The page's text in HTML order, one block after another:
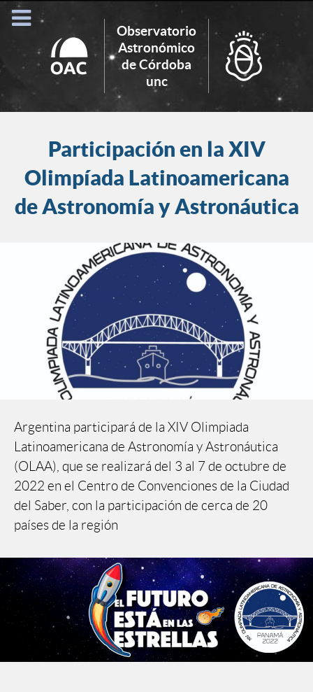
Observatorio
Astronómico
de Córdoba
unc
Search
for:
Participación en la XIV
Olimpíada Latinoamericana
de Astronomía y Astronáutica
Argentina participará de la XIV Olimpiada
Latinoamericana de Astronomía y Astronáutica
(OLAA), que se realizará del 3 al 7 de octubre de
2022 en el Centro de Convenciones de la Ciudad
del Saber, con la participación de cerca de 20
países de la región